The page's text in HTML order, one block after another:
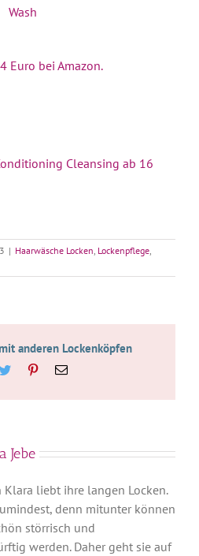
Euro bei Amazon.
Cleansing ab 16
| Haarwäsche Locken, Lockenpflege,
anderen Lockenköpfen
Twitter Pinterest
E-
Jebe
Klara liebt ihre langen Locken.
denn mitunter können
störrisch und
werden. Daher geht sie auf